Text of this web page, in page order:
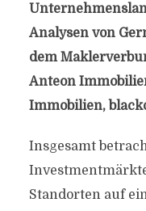
Analysen von
dem
Anteon
Immobilien,
Insgesamt
Standorten auf